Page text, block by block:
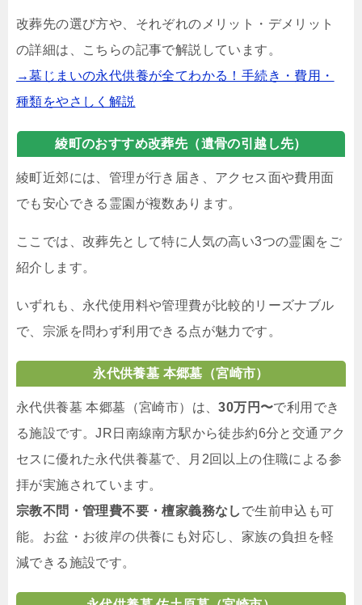
改葬先の選び方や、それぞれのメリット・デメリット
の詳細は、こちらの記事で解説しています。
→墓じまいの永代供養が全てわかる！手続き・費用・
種類をやさしく解説
綾町のおすすめ改葬先（遺骨の引越し先）
綾町近郊には、管理が行き届き、アクセス面や費用面
でも安心できる霊園が複数あります。
ここでは、改葬先として特に人気の高い3つの霊園をご
紹介します。
いずれも、永代使用料や管理費が比較的リーズナブル
で、宗派を問わず利用できる点が魅力です。
永代供養墓 本郷墓（宮崎市）
永代供養墓 本郷墓（宮崎市）は、30万円〜で利用でき
る施設です。JR日南線南方駅から徒歩約6分と交通アク
セスに優れた永代供養墓で、月2回以上の住職による参
拝が実施されています。
宗教不問・管理費不要・檀家義務なし で生前申込も可
能。お盆・お彼岸の供養にも対応し、家族の負担を軽
減できる施設です。